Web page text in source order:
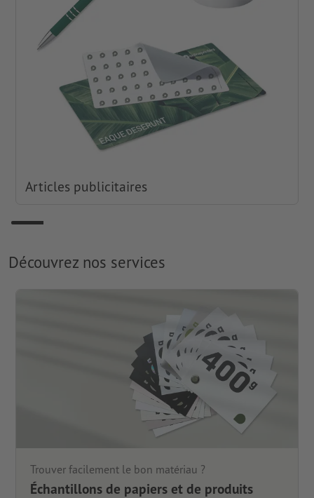
Articles publicitaires
Découvrez nos services
Trouver facilement le bon matériau ?
Échantillons de papiers et de produits